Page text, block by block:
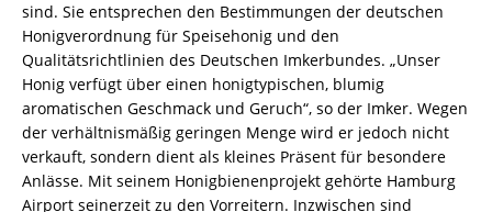
sind. Sie entsprechen den Bestimmungen der deutschen
Honigverordnung für Speisehonig und den
Qualitätsrichtlinien des Deutschen Imkerbundes. „Unser
Honig verfügt über einen honigtypischen, blumig
aromatischen Geschmack und Geruch“, so der Imker. Wegen
der verhältnismäßig geringen Menge wird er jedoch nicht
verkauft, sondern dient als kleines Präsent für besondere
Anlässe. Mit seinem Honigbienenprojekt gehörte Hamburg
Airport seinerzeit zu den Vorreitern. Inzwischen sind